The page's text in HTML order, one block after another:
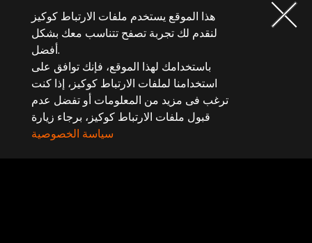
هذا الموقع يستخدم ملفات الارتباط كوكيز
لنقدم لك تجربة تصفح تتناسب معك بشكل
أفضل.
باستخدامك لهذا الموقع، فإنك توافق على
استخدامنا لملفات الارتباط كوكيز، إذا كنت
ترغب فى مزيد من المعلومات أو تفضل عدم
قبول ملفات الارتباط كوكيز، برجاء زيارة
سياسة الخصوصية